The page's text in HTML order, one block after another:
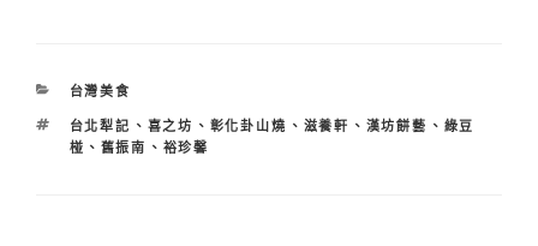
分
台灣美食
標
籤
台北犁記 、 喜之坊 、 彰化卦山燒 、 滋養軒 、 漢坊餅藝 、 綠豆
椪 、 舊振南 、 裕珍馨